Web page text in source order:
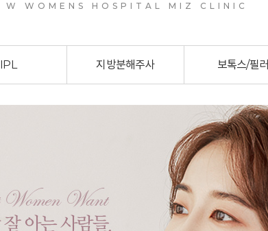
W WOMENS HOSPITAL MIZ CLINIC
IPL 지방분해주사 보톡스/필러